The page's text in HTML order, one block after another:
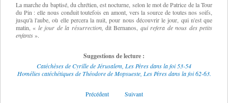
La marchedu baptisé, du chrétien, est nocturne, selon le mot de Patrice de la Tour
du Pin : elle nous conduit toutefois en amont, vers la source de toutes nos soifs,
jusqu'à l'aube, où elle percera la nuit, pour nous découvrir le jour, qui n'est que
matin, « le jour de la résurrection,dit Bernanos, qui refera de nous des petits
enfants».
Suggestions de lecture :
Catéchèsesde Cyrille de Jérusalem, Les Pères dans la foi 53-54
Homélies catéchétiquesde Théodore de Mopsueste, Les Pères dans la foi 62-63.
Précédent Suivant